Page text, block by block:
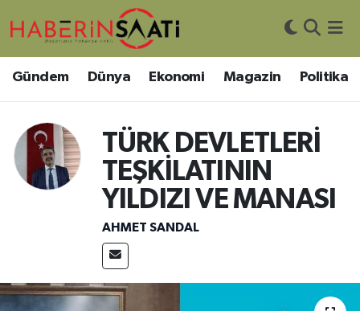
Gündem Dünya Ekonomi Magazin Politika
TÜRK DEVLETLERİ
TEŞKİLATININ
YILDIZI VE MANASI
AHMET SANDAL
Asayiş
Bilim ve Teknoloji
Çevre
DIŞ HABER
Ekonomi
Nöbetçi Eczaneler
Hava Durumu
Trafik Durumu
Süper Lig Puan Durumu ve Fikstür
Tüm Manşetler
Son Dakika Haberleri
Haber Arşivi